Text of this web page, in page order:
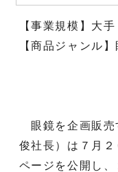
【事業規模】大
【商品ジャンル
眼鏡を企画販売
俊社長）は７月
ページを公開し